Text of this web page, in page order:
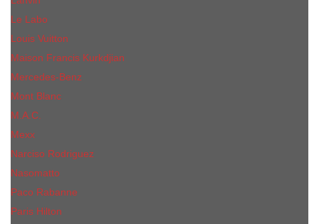
Le Labo
Louis Vuitton
Maison Francis Kurkdjian
Mercedes-Benz
Mont Blanc
M.А.C.
Mexx
Narciso Rodriguez
Nasomatto
Paco Rabanne
Paris Hilton